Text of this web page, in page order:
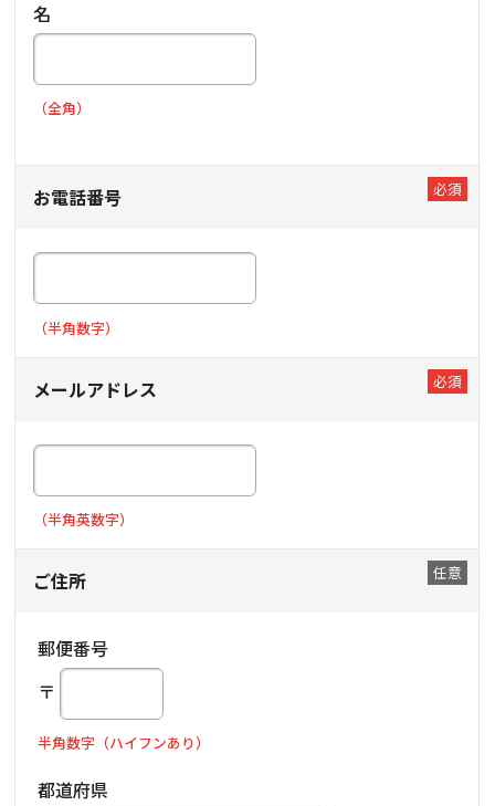
名
（全角）
お電話番号
（半角数字）
メールアドレス
（半角英数字）
ご住所
郵便番号
〒
半角数字（ハイフンあり）
都道府県